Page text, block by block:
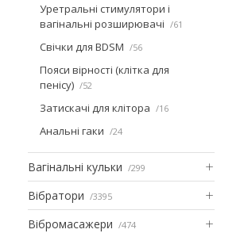
Уретральні стимулятори і
вагінальні розширювачі
61
Свічки для BDSM 56
Пояси вірності (клітка для
пенісу)
52
Затискачі для клітора 16
Анальні гаки 24
Вагінальні кульки 299
Вібратори 3395
Вібромасажери 474